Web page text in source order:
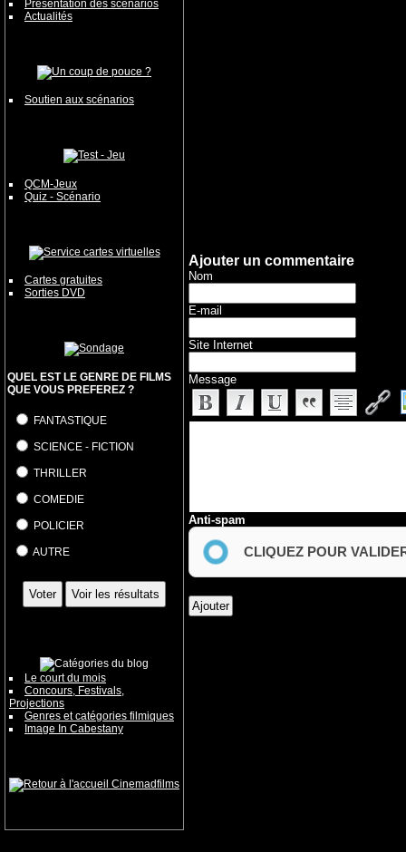
Présentation des scénarios
Actualités
Soutien aux scénarios
QCM-Jeux
Quiz - Scénario
Cartes gratuites
Sorties DVD
QUEL EST LE GENRE DE FILMS
QUE VOUS PREFEREZ ?
FANTASTIQUE
SCIENCE - FICTION
THRILLER
COMEDIE
POLICIER
AUTRE
Le court du mois
Concours, Festivals,
Projections
Genres et catégories filmiques
Image In Cabestany
Ajouter un commentaire
Nom
E-mail
Site Internet
Message
Anti-spam
CLIQUEZ POUR